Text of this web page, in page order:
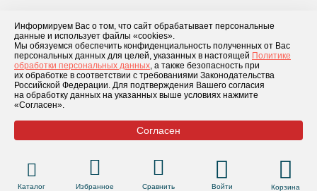
Информируем Вас о том, что сайт обрабатывает персональные
данные и использует файлы «cookies».
Мы обязуемся обеспечить конфиденциальность полученных от Вас
персональных данных для целей, указанных в настоящей Политике
обработки персональных данных, а также безопасность при
их обработке в соответствии с требованиями Законодательства
Российской Федерации. Для подтверждения Вашего согласия
на обработку данных на указанных выше условиях нажмите
«Согласен».
Согласен
Контакты
Посмотреть другие способы связи
Каталог товаров О компании Доставка и оплата Блог
Условия рассрочки
Контакты
© 2026 «GLADIATOR»
Каталог Избранное Сравнить Войти Корзина